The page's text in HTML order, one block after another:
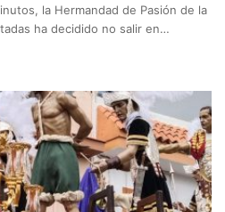
la Hermandad de Pasión de la
ha decidido no salir en…